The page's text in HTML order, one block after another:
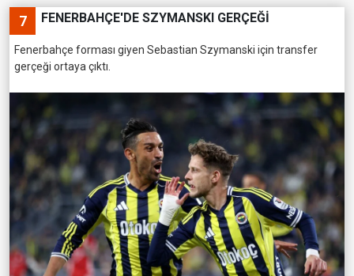
7 FENERBAHÇE'DE SZYMANSKI GERÇEĞİ
Fenerbahçe forması giyen Sebastian Szymanski için transfer
gerçeği ortaya çıktı.